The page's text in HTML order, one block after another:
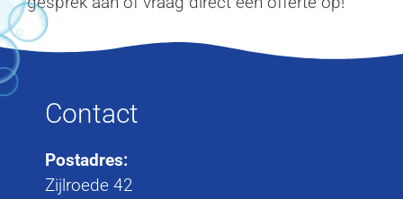
Contact
Postadres:
Zijlroede 42